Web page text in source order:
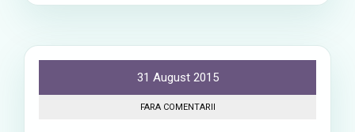
31 August 2015
FARA COMENTARII